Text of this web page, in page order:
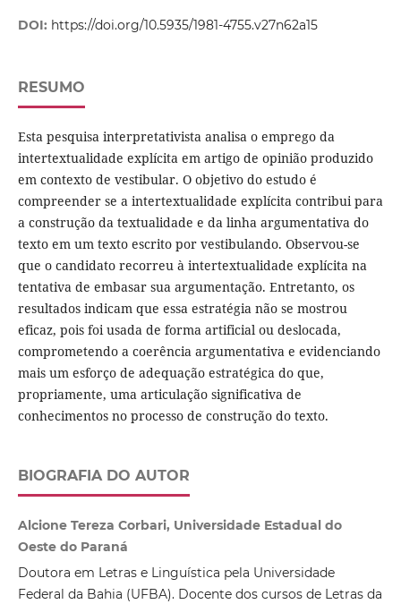
DOI: https://doi.org/10.5935/1981-4755.v27n62a15
RESUMO
Esta pesquisa interpretativista analisa o emprego da
intertextualidade explícita em artigo de opinião produzido
em contexto de vestibular. O objetivo do estudo é
compreender se a intertextualidade explícita contribui para
a construção da textualidade e da linha argumentativa do
texto em um texto escrito por vestibulando. Observou-se
que o candidato recorreu à intertextualidade explícita na
tentativa de embasar sua argumentação. Entretanto, os
resultados indicam que essa estratégia não se mostrou
eficaz, pois foi usada de forma artificial ou deslocada,
comprometendo a coerência argumentativa e evidenciando
mais um esforço de adequação estratégica do que,
propriamente, uma articulação significativa de
conhecimentos no processo de construção do texto.
BIOGRAFIA DO AUTOR
Alcione Tereza Corbari, Universidade Estadual do
Oeste do Paraná
Doutora em Letras e Linguística pela Universidade
Federal da Bahia (UFBA). Docente dos cursos de Letras da